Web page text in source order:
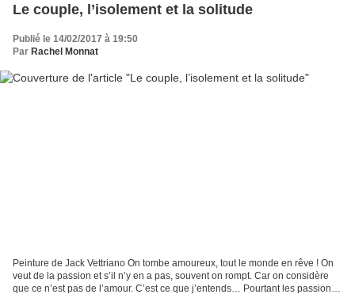
Le couple, l’isolement et la solitude
Publié le 14/02/2017 à 19:50
Par Rachel Monnat
Peinture de Jack Vettriano On tombe amoureux, tout le monde en rêve ! On
veut de la passion et s’il n’y en a pas, souvent on rompt. Car on considère
que ce n’est pas de l’amour. C’est ce que j’entends… Pourtant les passions